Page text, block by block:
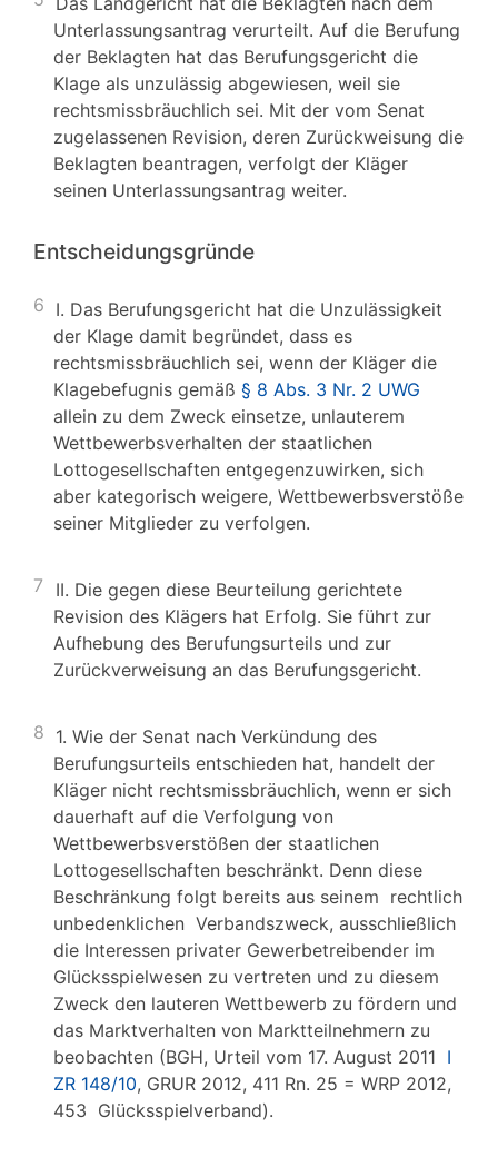
Unterlassungsantrag verurteilt. Auf die Berufung
der Beklagten hat das Berufungsgericht die
Klage als unzulässig abgewiesen, weil sie
rechtsmissbräuchlich sei. Mit der vom Senat
zugelassenen Revision, deren Zurückweisung die
Beklagten beantragen, verfolgt der Kläger
seinen Unterlassungsantrag weiter.
Entscheidungsgründe
6 I. Das Berufungsgericht hat die Unzulässigkeit
der Klage damit begründet, dass es
rechtsmissbräuchlich sei, wenn der Kläger die
Klagebefugnis gemäß § 8 Abs. 3 Nr. 2 UWG
allein zu dem Zweck einsetze, unlauterem
Wettbewerbsverhalten der staatlichen
Lottogesellschaften entgegenzuwirken, sich
aber kategorisch weigere, Wettbewerbsverstöße
seiner Mitglieder zu verfolgen.
7
II. Die gegen diese Beurteilung gerichtete
Revision des Klägers hat Erfolg. Sie führt zur
Aufhebung des Berufungsurteils und zur
Zurückverweisung an das Berufungsgericht.
8 1. Wie der Senat nach Verkündung des
Berufungsurteils entschieden hat, handelt der
Kläger nicht rechtsmissbräuchlich, wenn er sich
dauerhaft auf die Verfolgung von
Wettbewerbsverstößen der staatlichen
Lottogesellschaften beschränkt. Denn diese
Beschränkung folgt bereits aus seinem rechtlich
unbedenklichen Verbandszweck, ausschließlich
die Interessen privater Gewerbetreibender im
Glücksspielwesen zu vertreten und zu diesem
Zweck den lauteren Wettbewerb zu fördern und
das Marktverhalten von Marktteilnehmern zu
beobachten (BGH, Urteil vom 17. August 2011 I
ZR 148/10, GRUR 2012, 411 Rn. 25 = WRP 2012,
453 Glücksspielverband).